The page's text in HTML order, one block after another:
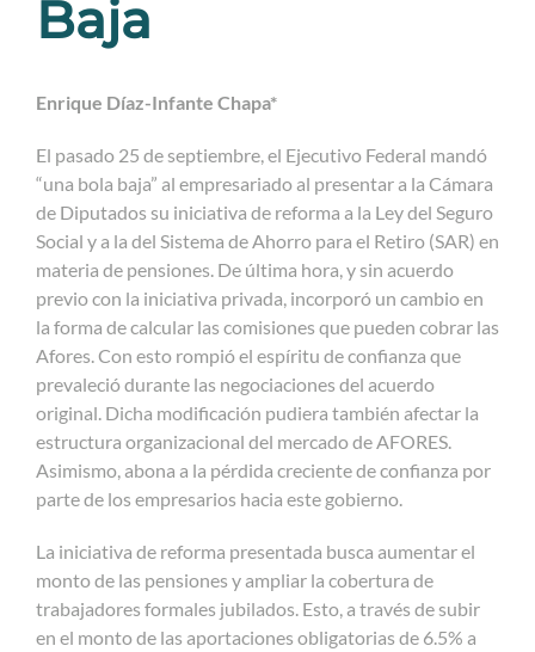
Baja
Enrique Díaz-Infante Chapa*
El pasado 25 de septiembre, el Ejecutivo Federal mandó
“una bola baja” al empresariado al presentar a la Cámara
de Diputados su iniciativa de reforma a la Ley del Seguro
Social y a la del Sistema de Ahorro para el Retiro (SAR) en
materia de pensiones. De última hora, y sin acuerdo
previo con la iniciativa privada, incorporó un cambio en
la forma de calcular las comisiones que pueden cobrar las
Afores. Con esto rompió el espíritu de confianza que
prevaleció durante las negociaciones del acuerdo
original. Dicha modificación pudiera también afectar la
estructura organizacional del mercado de AFORES.
Asimismo, abona a la pérdida creciente de confianza por
parte de los empresarios hacia este gobierno.
La iniciativa de reforma presentada busca aumentar el
monto de las pensiones y ampliar la cobertura de
trabajadores formales jubilados. Esto, a través de subir
en el monto de las aportaciones obligatorias de 6.5% a